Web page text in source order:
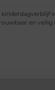
en veilig